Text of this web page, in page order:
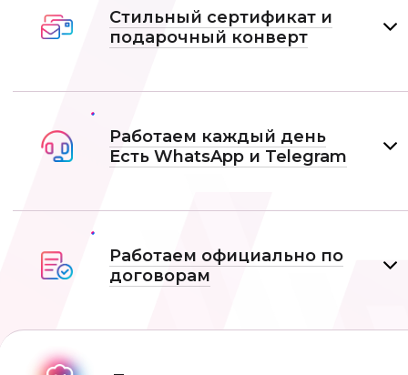
Стильный сертификат и
подарочный конверт
Работаем каждый день
Есть WhatsApp и Telеgram
Работаем официально по
договорам